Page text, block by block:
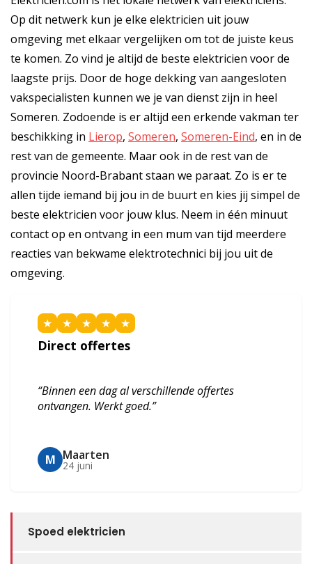
Op dit netwerk kun je elke elektricien uit jouw
omgeving met elkaar vergelijken om tot de juiste keus
te komen. Zo vind je altijd de beste elektricien voor de
laagste prijs. Door de hoge dekking van aangesloten
vakspecialisten kunnen we je van dienst zijn in heel
Someren. Zodoende is er altijd een erkende vakman ter
beschikking in Lierop, Someren, Someren-Eind, en in de
rest van de gemeente. Maar ook in de rest van de
provincie Noord-Brabant staan we paraat. Zo is er te
allen tijde iemand bij jou in de buurt en kies jij simpel de
beste elektricien voor jouw klus. Neem in één minuut
contact op en ontvang in een mum van tijd meerdere
reacties van bekwame elektrotechnici bij jou uit de
omgeving.
★ ★ ★ ★ ★
Direct offertes
“Binnen een dag al verschillende offertes
ontvangen. Werkt goed.”
M Maarten
24 juni
Spoed elektricien